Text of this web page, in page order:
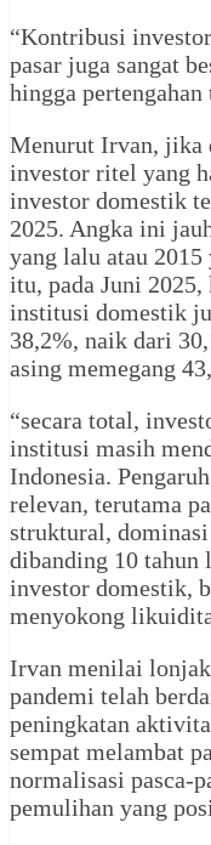
“Kontribusi
pasar juga sangat
hingga
Menurut Irvan, jika
investor ritel yang
investor domestik
2025. Angka ini
yang lalu atau 2015
itu, pada Juni
institusi domestik
38,2%, naik dari
asing memegang
“secara total,
institusi masih
Indonesia.
relevan, terutama
struktural,
dibanding 10 tahun
investor domestik,
menyokong
Irvan menilai
pandemi telah
peningkatan
sempat melambat
normalisasi pasca-
pemulihan yang